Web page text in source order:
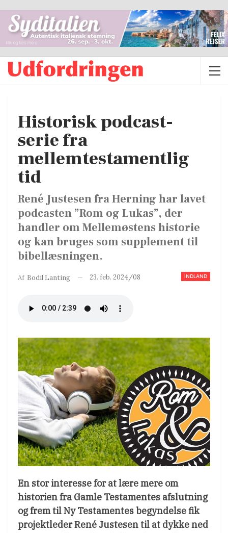
Historisk podcast-
serie fra
mellemtestamentlig
tid
René Justesen fra Herning har lavet
podcasten ”Rom og Lukas”, der
handler om Mellemøstens historie
og kan bruges som supplement til
bibellæsningen.
INDLAND
Af Bodil Lanting 23. feb. 2024/08
En stor interesse for at lære mere om
historien fra Gamle Testamentes afslutning
og frem til Ny Testamentes begyndelse fik
projektleder René Justesen til at dykke ned